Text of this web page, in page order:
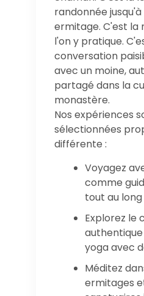
randonnée
ermitage. C'est la
l'on y pratique.
conversation
avec un moine,
partagé dans la
monastère.
Nos expériences
sélectionnées
différente :
Voyagez
comme
tout au
Explorez le
yoga avec
Méditez
ermitages